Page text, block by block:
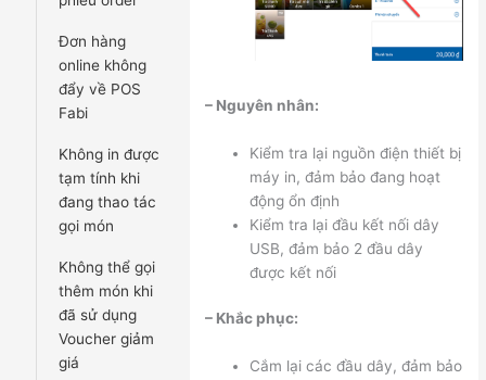
Đơn hàng
online không
đẩy về POS
Fabi
Không in được
tạm tính khi
đang thao tác
gọi món
Không thể gọi
thêm món khi
đã sử dụng
Voucher giảm
giá
– Nguyên nhân:
Kiểm tra lại nguồn điện thiết bị
máy in, đảm bảo đang hoạt
động ổn định
Kiểm tra lại đầu kết nối dây
USB, đảm bảo 2 đầu dây
được kết nối
– Khắc phục:
Cắm lại các đầu dây, đảm bảo